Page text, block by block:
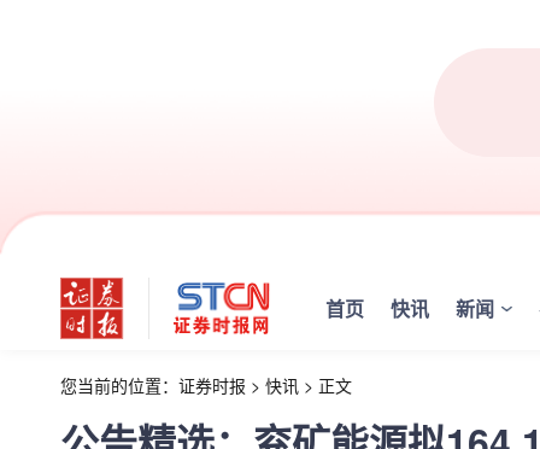
首页 快讯 新闻
您当前的位置： 证券时报 > 快讯 > 正文